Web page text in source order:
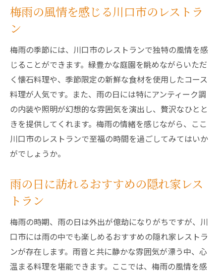
雨の日にぴったりの静かな場所
梅雨の静かな時間を楽しむために
雨の日に訪れたい静かなレストラン
川口市で静かな時間を過ごせる場所
川口市の隠れ家レストランで心温まる梅雨のひ
と時
心温まる料理を楽しむ隠れ家レストラン
梅雨の特別なひと時を過ごすために
雨の日に訪れると心が温まるレストラン
川口市で心温まる時間を過ごせるレストラ
ン
レストランで楽しむ川口市の梅雨の魅力
梅雨の魅力を楽しむためのレストラン
梅雨の風情を感じる川口市のレストラ
ン
梅雨の季節には、川口市のレストランで独特の風情を感
じることができます。緑豊かな庭園を眺めながらいただ
く懐石料理や、季節限定の新鮮な食材を使用したコース
料理が人気です。また、雨の日には特にアンティーク調
の内装や照明が幻想的な雰囲気を演出し、贅沢なひとと
きを提供してくれます。梅雨の情緒を感じながら、ここ
川口市のレストランで至福の時間を過ごしてみてはいか
がでしょうか。
雨の日に訪れるおすすめの隠れ家レス
トラン
梅雨の時期、雨の日は外出が億劫になりがちですが、川
口市には雨の中でも楽しめるおすすめの隠れ家レストラ
ンが存在します。雨音と共に静かな雰囲気が漂う中、心
温まる料理を堪能できます。ここでは、梅雨の風情を感